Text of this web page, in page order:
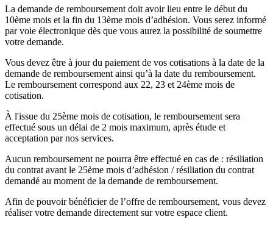
La demande de remboursement doit avoir lieu entre le début du
10ème mois et la fin du 13ème mois d’adhésion. Vous serez informé
par voie électronique dès que vous aurez la possibilité de soumettre
votre demande.
Vous devez être à jour du paiement de vos cotisations à la date de la
demande de remboursement ainsi qu’à la date du remboursement.
Le remboursement correspond aux 22, 23 et 24ème mois de
cotisation.
À l'issue du 25ème mois de cotisation, le remboursement sera
effectué sous un délai de 2 mois maximum, après étude et
acceptation par nos services.
Aucun remboursement ne pourra être effectué en cas de : résiliation
du contrat avant le 25ème mois d’adhésion / résiliation du contrat
demandé au moment de la demande de remboursement.
Afin de pouvoir bénéficier de l’offre de remboursement, vous devez
réaliser votre demande directement sur votre espace client.